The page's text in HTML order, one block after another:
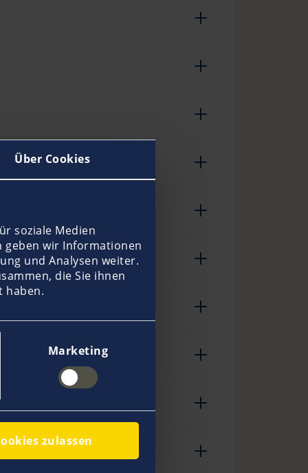
Über Cookies
soziale Medien
geben wir Informationen
und Analysen weiter.
die Sie ihnen
haben.
Marketing
zulassen